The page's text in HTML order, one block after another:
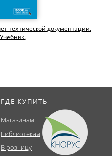
технической документации.
ГДЕ КУПИТЬ
Магазинам
Библиотекам
В розницу